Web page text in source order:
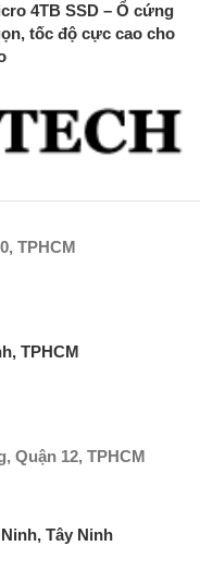
4TB SSD – Ổ cứng
tốc độ cực cao cho
TPHCM
TPHCM
Quận 12, TPHCM
Tây Ninh